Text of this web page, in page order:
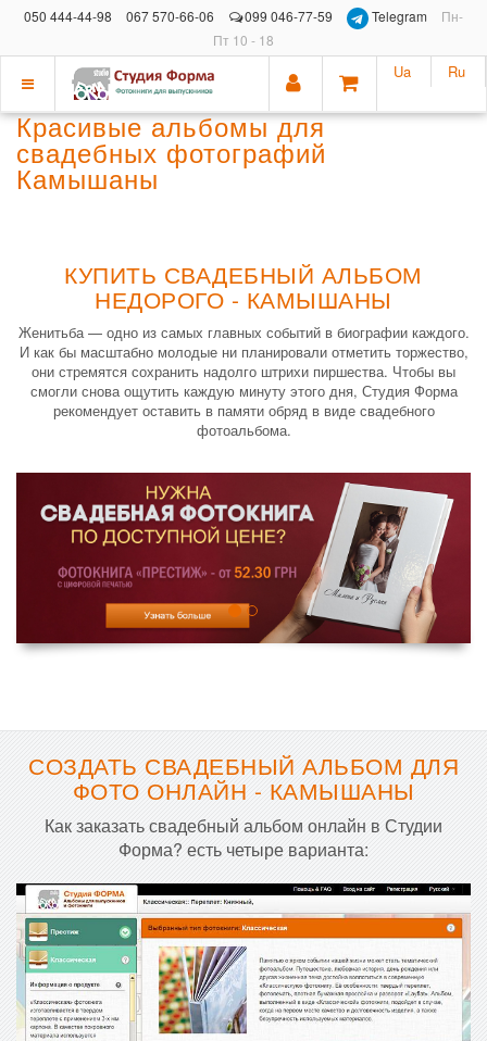
050 444-44-98 067 570-66-06 099 046-77-59 Telegram
Пн-
Пт 10 - 18
Показать
меню
Ua Ru
Красивые альбомы для
свадебных фотографий
Камышаны
КУПИТЬ СВАДЕБНЫЙ АЛЬБОМ
НЕДОРОГО - КАМЫШАНЫ
Женитьба — одно из самых главных событий в биографии каждого.
И как бы масштабно молодые ни планировали отметить торжество,
они стремятся сохранить надолго штрихи пиршества. Чтобы вы
смогли снова ощутить каждую минуту этого дня, Студия Форма
рекомендует оставить в памяти обряд в виде свадебного
фотоальбома.
СОЗДАТЬ СВАДЕБНЫЙ АЛЬБОМ ДЛЯ
ФОТО ОНЛАЙН - КАМЫШАНЫ
Как заказать свадебный альбом онлайн в Студии
Форма? есть четыре варианта: